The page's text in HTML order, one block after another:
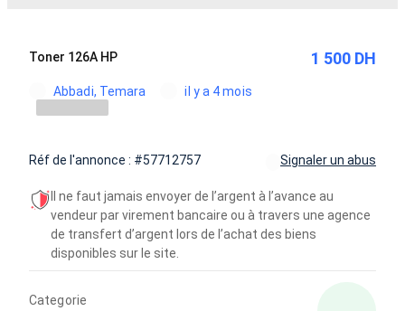
Toner 126A HP 1 500 DH
Abbadi, Temara il y a 4 mois
Réf de l'annonce : #57712757 Signaler un abus
Il ne faut jamais envoyer de l’argent à l’avance au
vendeur par virement bancaire ou à travers une agence
de transfert d’argent lors de l’achat des biens
disponibles sur le site.
Categorie